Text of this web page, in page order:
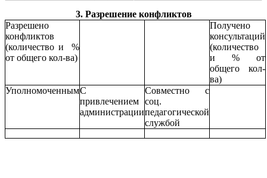
3. Разрешение конфликтов
Разрешено
конфликтов
(количество и %
от общего кол-ва)
Получено
консультаций
(количество
и % от
общего кол-
ва)
УполномоченнымС
привлечением
администрации
Совместно с
соц.
педагогической
службой